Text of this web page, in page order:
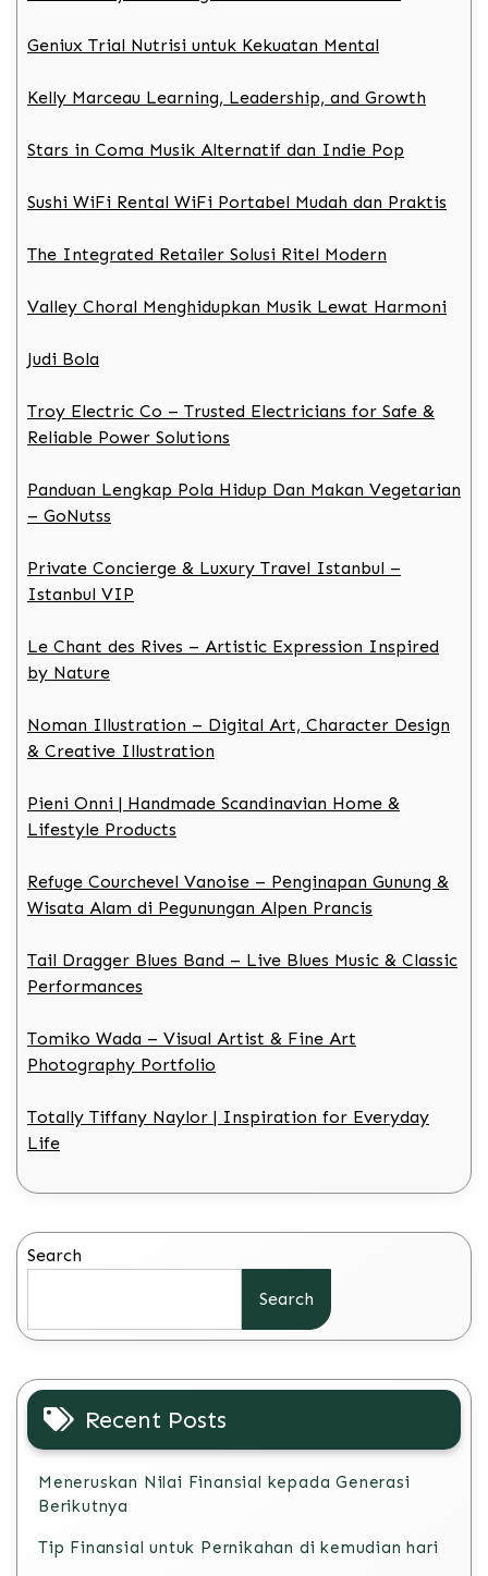
Geniux Trial Nutrisi untuk Kekuatan Mental
Kelly Marceau Learning, Leadership, and Growth
Stars in Coma Musik Alternatif dan Indie Pop
Sushi WiFi Rental WiFi Portabel Mudah dan Praktis
The Integrated Retailer Solusi Ritel Modern
Valley Choral Menghidupkan Musik Lewat Harmoni
Judi Bola
Troy Electric Co – Trusted Electricians for Safe &
Reliable Power Solutions
Panduan Lengkap Pola Hidup Dan Makan Vegetarian
– GoNutss
Private Concierge & Luxury Travel Istanbul –
Istanbul VIP
Le Chant des Rives – Artistic Expression Inspired
by Nature
Noman Illustration – Digital Art, Character Design
& Creative Illustration
Pieni Onni | Handmade Scandinavian Home &
Lifestyle Products
Refuge Courchevel Vanoise – Penginapan Gunung &
Wisata Alam di Pegunungan Alpen Prancis
Tail Dragger Blues Band – Live Blues Music & Classic
Performances
Tomiko Wada – Visual Artist & Fine Art
Photography Portfolio
Totally Tiffany Naylor | Inspiration for Everyday
Life
Search
Search
Recent Posts
Meneruskan Nilai Finansial kepada Generasi
Berikutnya
Tip Finansial untuk Pernikahan di kemudian hari